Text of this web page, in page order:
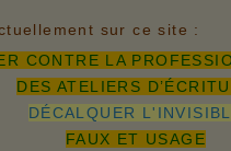
sur ce site :
CONTRE LA
DES ATELIERS
DÉCALQUER
FAUX ET USAGE